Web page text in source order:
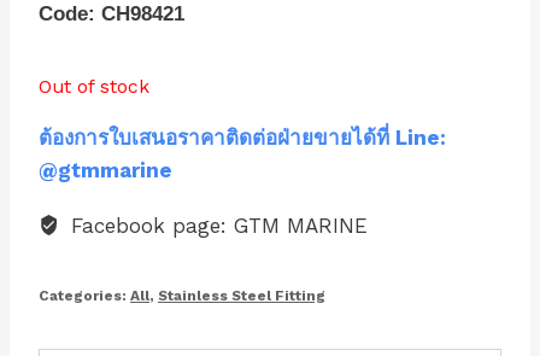
Code: CH98421
Out of stock
ต้องการใบเสนอราคาติดต่อฝ่ายขายได้ที่ Line:
@gtmmarine
Facebook page: GTM MARINE
Categories: All, Stainless Steel Fitting